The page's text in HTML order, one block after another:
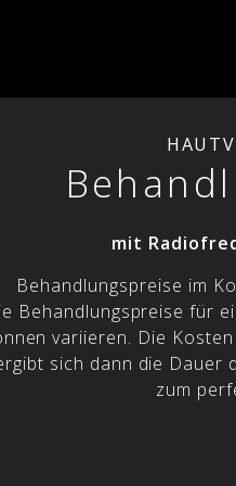
mit
Behandlungspreise im
Behandlungspreise für
variieren. Die
sich dann die Dauer
zum